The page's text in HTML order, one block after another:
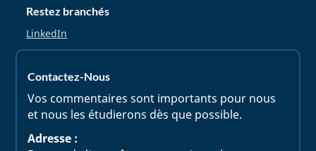
Restez branchés
LinkedIn
Contactez-Nous
Vos commentaires sont importants pour nous
et nous les étudierons dès que possible.
Adresse :